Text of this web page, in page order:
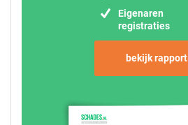
Eigenaren
registraties
bekijk rapport